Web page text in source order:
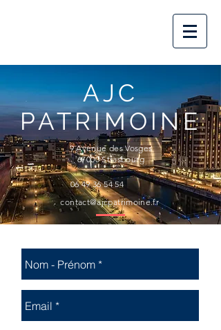
AJC
PATRIMOINE
9 Avenue des Vosges
67000 Strasbourg
06 49 36 54 54
contact@ajcpatrimoine.fr